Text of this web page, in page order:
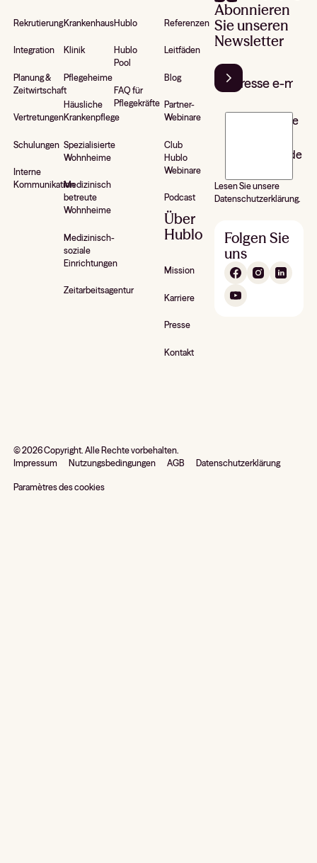
Rekrutierung
Integration
Planung &
Zeitwirtschaft
Vertretungen
Schulungen
Interne
Kommunikation
Krankenhaus
Klinik
Pflegeheime
Häusliche
Krankenpflege
Spezialisierte
Wohnheime
Medizinisch
betreute
Wohnheime
Medizinisch-
soziale
Einrichtungen
Zeitarbeitsagentur
Hublo
Hublo
Pool
FAQ für
Pflegekräfte
Referenzen
Leitfäden
Blog
Partner-
Webinare
Club
Hublo
Webinare
Podcast
Über
Hublo
Mission
Karriere
Presse
Kontakt
Abonnieren
Sie unseren
Newsletter
J’accepte de
newsletter de
Lesen Sie unsere
Datenschutzerklärung.
Folgen Sie
uns
©2026Copyright. Alle Rechte vorbehalten.
Impressum
Nutzungsbedingungen AGB Datenschutzerklärung
Paramètres des cookies